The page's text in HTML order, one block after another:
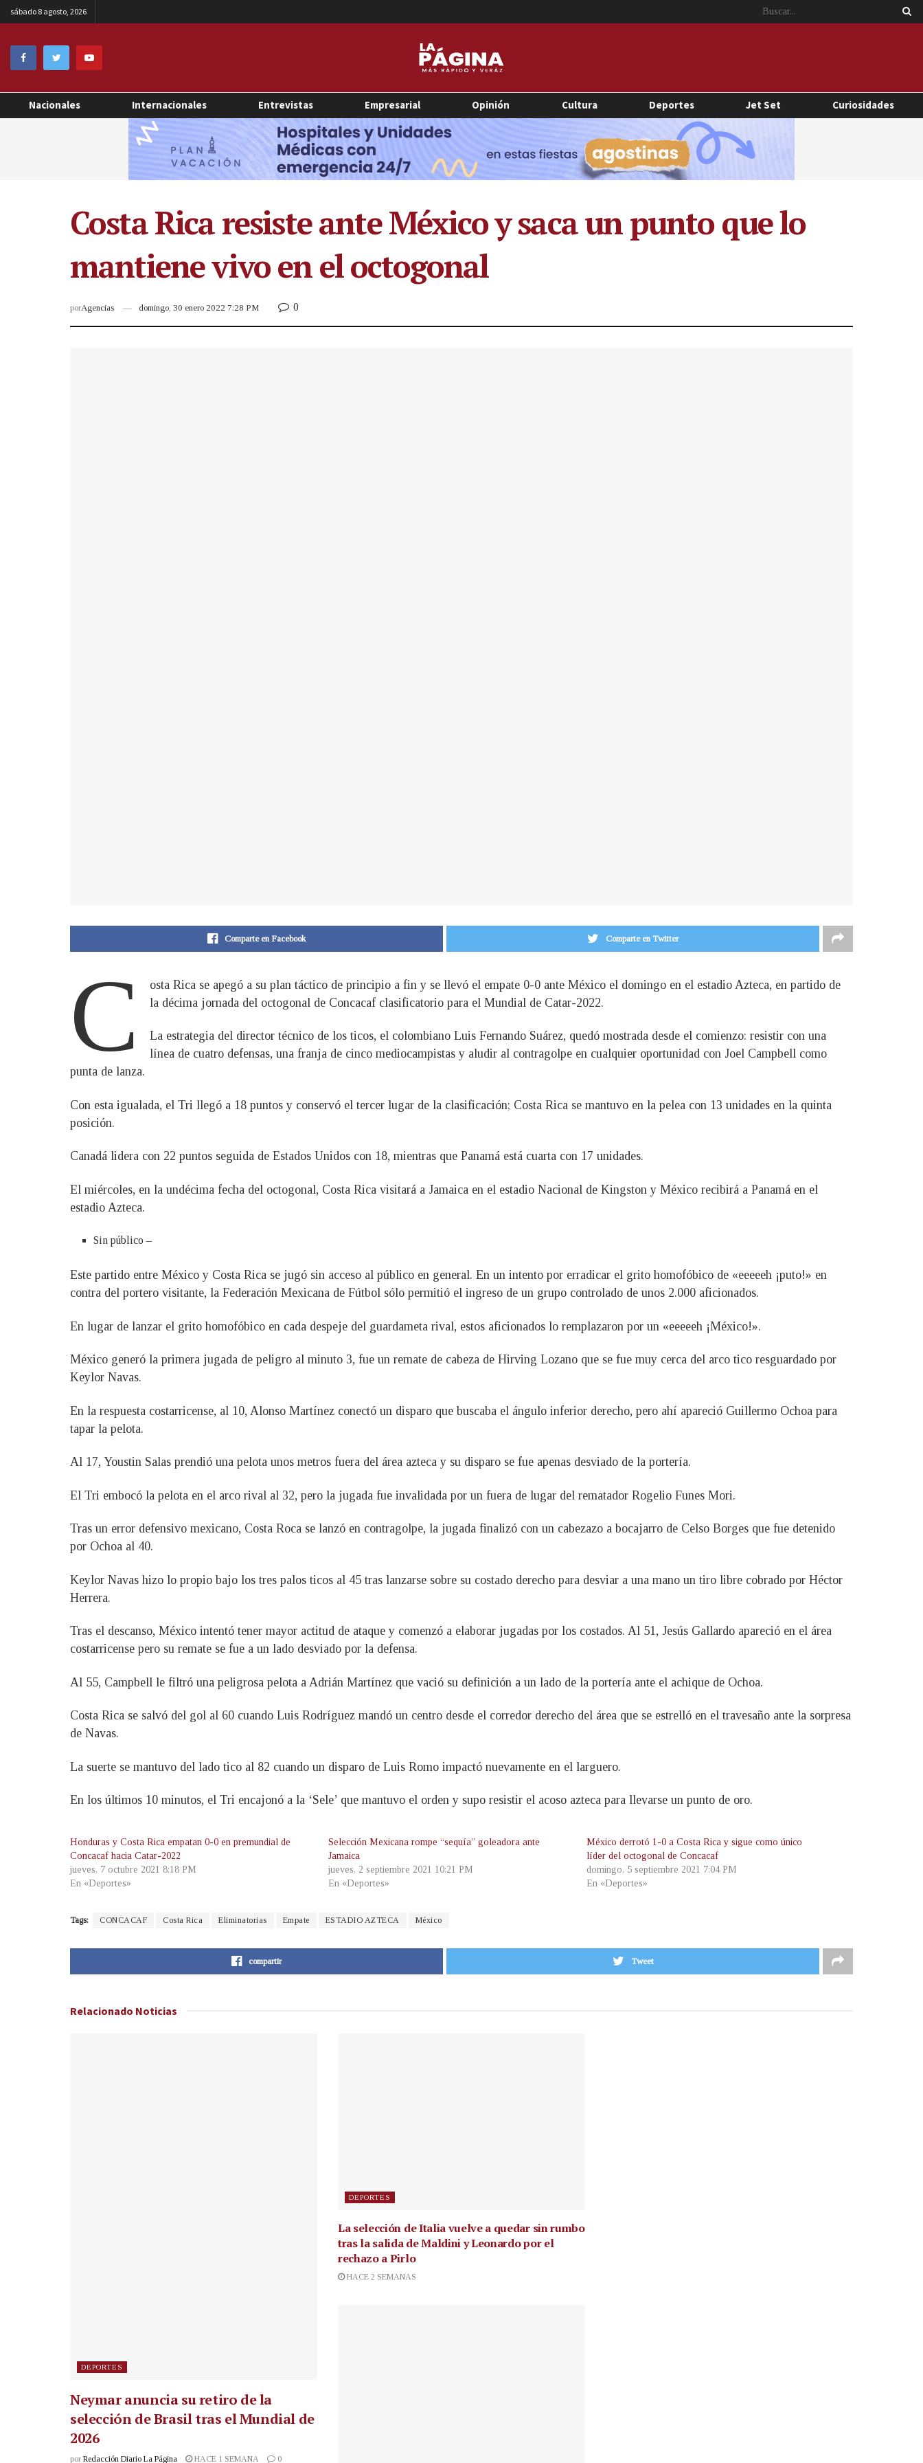
sábado 8 agosto, 2026
Nacionales Internacionales Entrevistas Empresarial Opinión Cultura Deportes Jet Set Curiosidades
Costa Rica resiste ante México y saca un punto que lo
mantiene vivo en el octogonal
porAgencias domingo, 30 enero 2022 7:28 PM 0
Comparte en Facebook Comparte en Twitter
C
osta Rica se apegó a su plan táctico de principio a fin y se llevó el empate 0-0 ante México el domingo en el estadio Azteca, en partido de
la décima jornada del octogonal de Concacaf clasificatorio para el Mundial de Catar-2022.
La estrategia del director técnico de los ticos, el colombiano Luis Fernando Suárez, quedó mostrada desde el comienzo: resistir con una
línea de cuatro defensas, una franja de cinco mediocampistas y aludir al contragolpe en cualquier oportunidad con Joel Campbell como
punta de lanza.
Con esta igualada, el Tri llegó a 18 puntos y conservó el tercer lugar de la clasificación; Costa Rica se mantuvo en la pelea con 13 unidades en la quinta
posición.
Canadá lidera con 22 puntos seguida de Estados Unidos con 18, mientras que Panamá está cuarta con 17 unidades.
El miércoles, en la undécima fecha del octogonal, Costa Rica visitará a Jamaica en el estadio Nacional de Kingston y México recibirá a Panamá en el
estadio Azteca.
Sin público –
Este partido entre México y Costa Rica se jugó sin acceso al público en general. En un intento por erradicar el grito homofóbico de «eeeeeh ¡puto!» en
contra del portero visitante, la Federación Mexicana de Fútbol sólo permitió el ingreso de un grupo controlado de unos 2.000 aficionados.
En lugar de lanzar el grito homofóbico en cada despeje del guardameta rival, estos aficionados lo remplazaron por un «eeeeeh ¡México!».
México generó la primera jugada de peligro al minuto 3, fue un remate de cabeza de Hirving Lozano que se fue muy cerca del arco tico resguardado por
Keylor Navas.
En la respuesta costarricense, al 10, Alonso Martínez conectó un disparo que buscaba el ángulo inferior derecho, pero ahí apareció Guillermo Ochoa para
tapar la pelota.
Al 17, Youstin Salas prendió una pelota unos metros fuera del área azteca y su disparo se fue apenas desviado de la portería.
El Tri embocó la pelota en el arco rival al 32, pero la jugada fue invalidada por un fuera de lugar del rematador Rogelio Funes Mori.
Tras un error defensivo mexicano, Costa Roca se lanzó en contragolpe, la jugada finalizó con un cabezazo a bocajarro de Celso Borges que fue detenido
por Ochoa al 40.
Keylor Navas hizo lo propio bajo los tres palos ticos al 45 tras lanzarse sobre su costado derecho para desviar a una mano un tiro libre cobrado por Héctor
Herrera.
Tras el descanso, México intentó tener mayor actitud de ataque y comenzó a elaborar jugadas por los costados. Al 51, Jesús Gallardo apareció en el área
costarricense pero su remate se fue a un lado desviado por la defensa.
Al 55, Campbell le filtró una peligrosa pelota a Adrián Martínez que vació su definición a un lado de la portería ante el achique de Ochoa.
Costa Rica se salvó del gol al 60 cuando Luis Rodríguez mandó un centro desde el corredor derecho del área que se estrelló en el travesaño ante la sorpresa
de Navas.
La suerte se mantuvo del lado tico al 82 cuando un disparo de Luis Romo impactó nuevamente en el larguero.
En los últimos 10 minutos, el Tri encajonó a la ‘Sele’ que mantuvo el orden y supo resistir el acoso azteca para llevarse un punto de oro.
Honduras y Costa Rica empatan 0-0 en premundial de
Concacaf hacia Catar-2022
jueves, 7 octubre 2021 8:18 PM
En «Deportes»
Selección Mexicana rompe “sequía” goleadora ante
Jamaica
jueves, 2 septiembre 2021 10:21 PM
En «Deportes»
México derrotó 1-0 a Costa Rica y sigue como único
líder del octogonal de Concacaf
domingo, 5 septiembre 2021 7:04 PM
En «Deportes»
Tags: CONCACAF Costa Rica Eliminatorias Empate ESTADIO AZTECA México
compartir Tweet
Relacionado Noticias
DEPORTES
Neymar anuncia su retiro de la
selección de Brasil tras el Mundial de
2026
por Redacción Diario La Página HACE 1 SEMANA 0
DEPORTES
La selección de Italia vuelve a quedar sin rumbo
tras la salida de Maldini y Leonardo por el
rechazo a Pirlo
HACE 2 SEMANAS